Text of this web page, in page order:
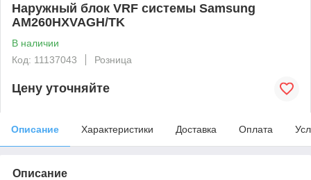
Наружный блок VRF системы Samsung
AM260HXVAGH/TK
В наличии
Код: 11137043
Розница
Цену уточняйте
Описание Характеристики Доставка Оплата
Описание